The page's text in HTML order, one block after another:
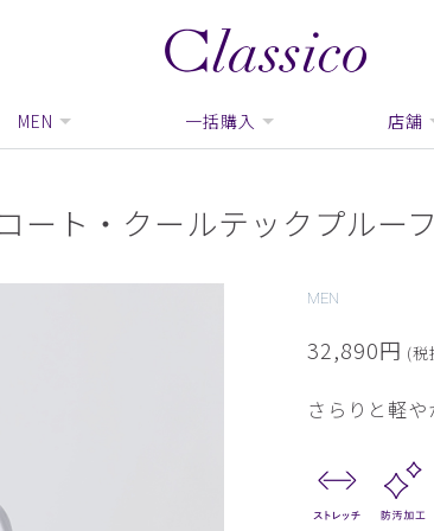
MEN 一括購入 店舗
ート・クールテックプルーフ
MEN
32,890円 (税
さらりと軽